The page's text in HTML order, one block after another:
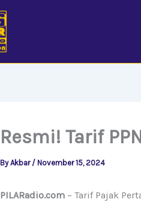
Resmi! Tarif
ByAkbar / November 15, 2024
PILARadio.com – Tarif Pajak